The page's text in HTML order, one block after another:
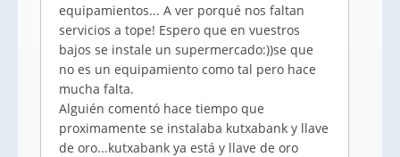
equipamientos... A ver porqué nos faltan
servicios a tope! Espero que en vuestros
bajos se instale un supermercado:))se que
no es un equipamiento como tal pero hace
mucha falta.
Alguién comentó hace tiempo que
proximamente se instalaba kutxabank y llave
de oro...kutxabank ya está y llave de oro